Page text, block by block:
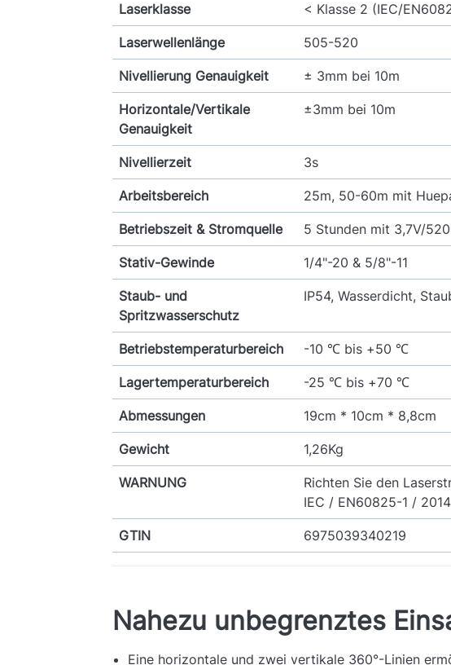
Laserklasse < Klasse 2 (IEC/
Laserwellenlänge 505-520
Nivellierung Genauigkeit ± 3mm bei 10m
Horizontale/Vertikale
Genauigkeit
±3mm bei 10m
Nivellierzeit 3s
Arbeitsbereich 25m, 50-60m mit
Betriebszeit & Stromquelle 5 Stunden mit 3,7V/
Stativ-Gewinde 1/4"-20 & 5/8"-11
Staub- und
Spritzwasserschutz
IP54, Wasserdicht,
Betriebstemperaturbereich -10 ℃ bis +50 ℃
Lagertemperaturbereich -25 ℃ bis +70 ℃
Abmessungen 19cm * 10cm * 8,8cm
Gewicht 1,26Kg
WARNUNG
Richten Sie den
IEC / EN60825-1 /
GTIN 6975039340219
Nahezu unbegrenztes
Eine horizontale und zwei vertikale 360°-Linien